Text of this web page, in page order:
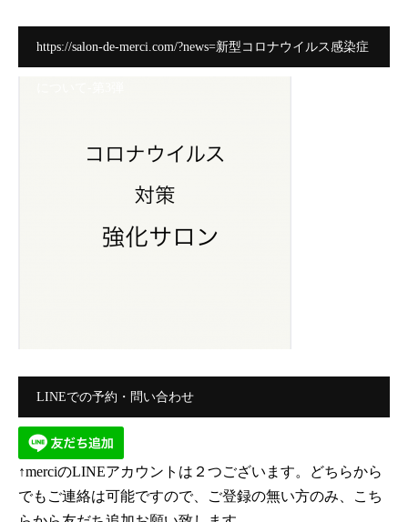
https://salon-de-merci.com/?news=新型コロナウイルス感染症
LINEでの予約・問い合わせ
↑merciのLINEアカウントは２つございます。どちらから
でもご連絡は可能ですので、ご登録の無い方のみ、こち